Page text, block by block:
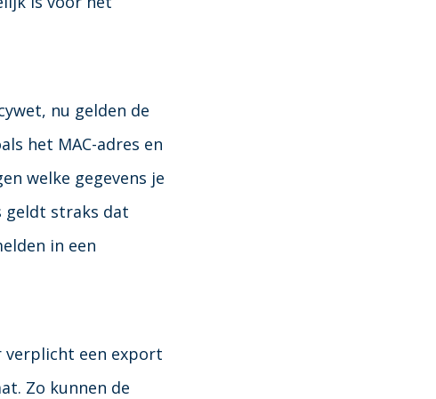
nu gelden de
het MAC-adres en
welke gegevens je
geldt straks dat
in een
verplicht een export
Zo kunnen de